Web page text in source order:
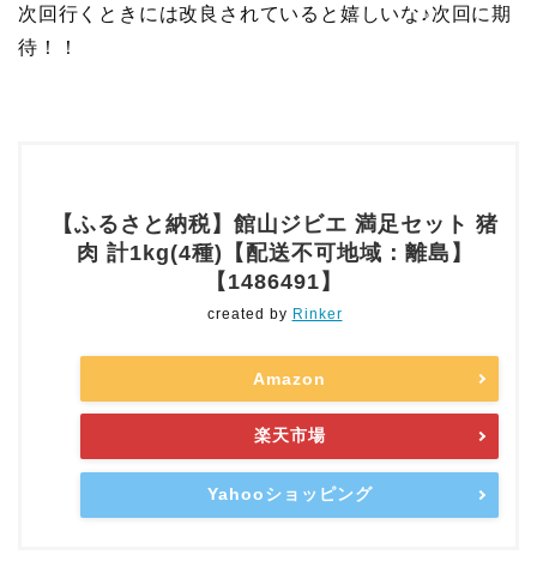
次回行くときには改良されていると嬉しいな♪次回に期
待！！
【ふるさと納税】館山ジビエ 満足セット 猪
肉 計1kg(4種)【配送不可地域：離島】
【1486491】
created by Rinker
Amazon
楽天市場
Yahooショッピング